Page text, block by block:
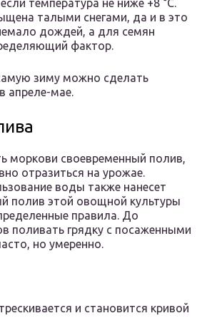
температура не ниже +8 °C.
талыми снегами, да и в это
дождей, а для семян
фактор.
зиму можно сделать
апреле-мае.
моркови своевременный полив,
отразиться на урожае.
воды также нанесет
полив этой овощной культуры
правила. До
поливать грядку с посаженными
но умеренно.
и становится кривой